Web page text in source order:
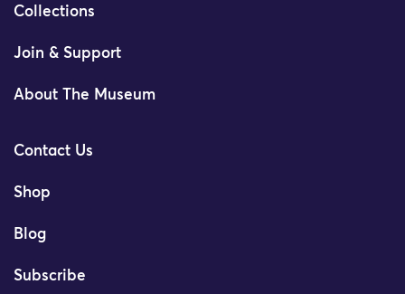
Collections
Join & Support
About The Museum
Contact Us
Shop
Blog
Subscribe